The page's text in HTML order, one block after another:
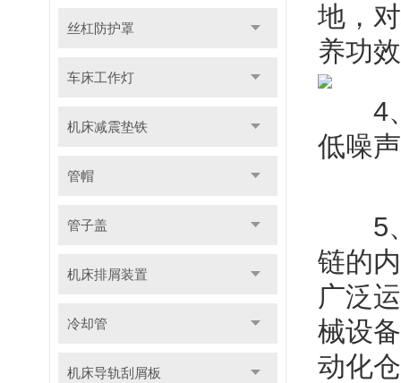
丝杠防护罩
车床工作灯
机床减震垫铁
管帽
管子盖
机床排屑装置
冷却管
机床导轨刮屑板
地，
养功
4、
低噪
5、
链的
广泛
械设
动化